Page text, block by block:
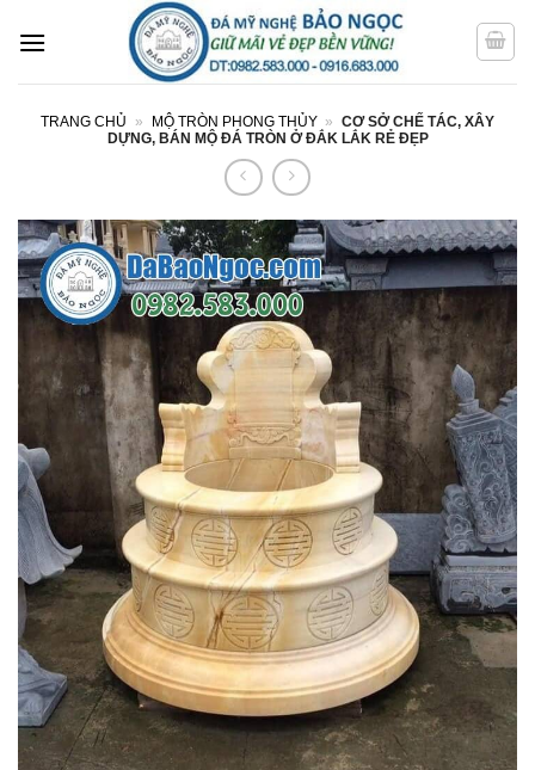
qua
TRANG CHỦ » MỘ TRÒN PHONG THỦY » CƠ SỞ CHẾ TÁC, XÂY
DỰNG, BÁN MỘ ĐÁ TRÒN Ở ĐẮK LẮK RẺ ĐẸP